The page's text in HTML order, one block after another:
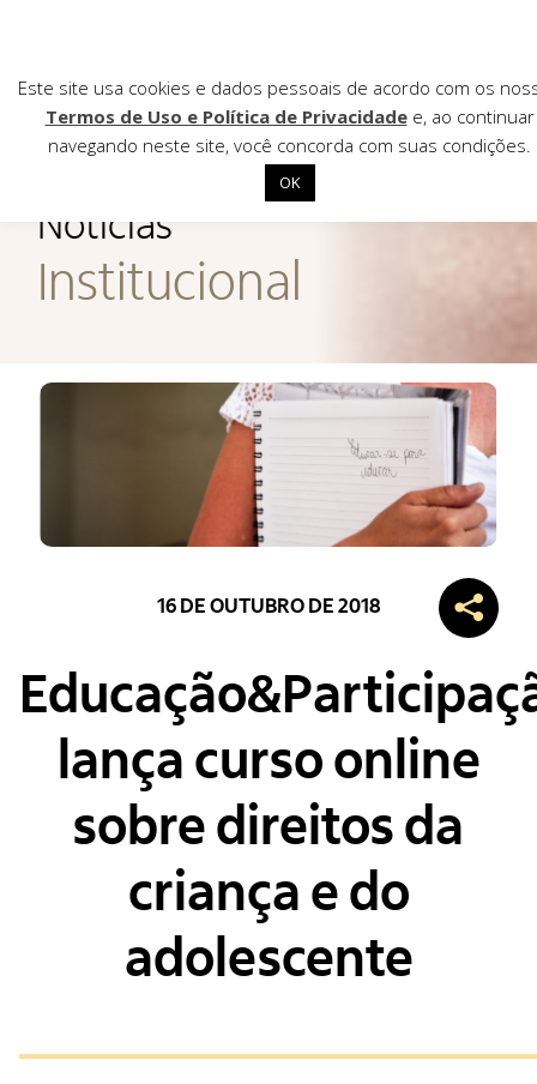
Início
Institucional
Biblioteca
Notícias
Institucional
16 DE OUTUBRO DE 2018
lança curso online
sobre direitos da
criança e do
adolescente
Este site usa cookies e dados pessoais de acordo com os
Termos de Uso e Política de Privacidadee, ao continuar
navegando neste site, você concorda com suas condições.
OK